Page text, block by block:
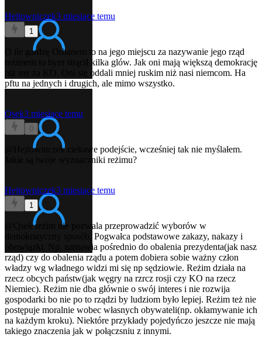
Hejtowniczek3 miesiące temu
1
O ile gardzę Orbanem to na jego miejscu za nazywanie jego rząd
reżimem to bym strącił kilka glów. Jak oni mają większą demokrację
niż my za KO. Oni się oddali mniej ruskim niż nasi niemcom. Ha
pftu na jednych i drugich, ale mimo wszystko.
Qsek3 miesiące temu
0
@Hejtowniczek ciekawe podejście, wcześniej tak nie myślałem.
Jakie są twoje wyznaczniki reżimu?
Hejtowniczek3 miesiące temu
1
reżim nie pozwala przeprowadzić wyborów w
demokratyczny sposób. Pogwałca podstawowe zakazy, nakazy i
obowiązki. Np. namawia pośrednio do obalenia prezydenta(jak nasz
rząd) czy do obalenia rządu a potem dobiera sobie ważny człon
władzy wg władnego widzi mi się np sędziowie. Reżim działa na
rzecz obcych państw(jak węgry na rzrcz rosji czy KO na rzecz
Niemiec). Reżim nie dba głównie o swój interes i nie rozwija
gospodarki bo nie po to rządzi by ludziom było lepiej. Reżim też nie
postępuje moralnie wobec własnych obywateli(np. okłamywanie ich
na każdym kroku). Niektóre przykłady pojedyńczo jeszcze nie mają
takiego znaczenia jak w połączsniu z innymi.